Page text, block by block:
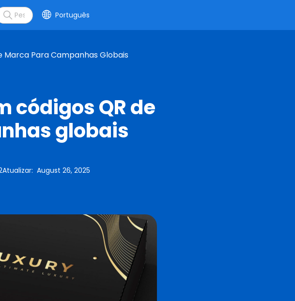
Português
Marca Para Campanhas Globais
códigos QR de
globais
Atualizar:August 26, 2025